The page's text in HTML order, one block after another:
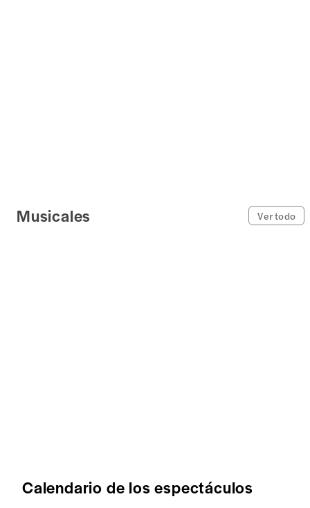
Musicales Ver todo
Calendario de los espectáculos